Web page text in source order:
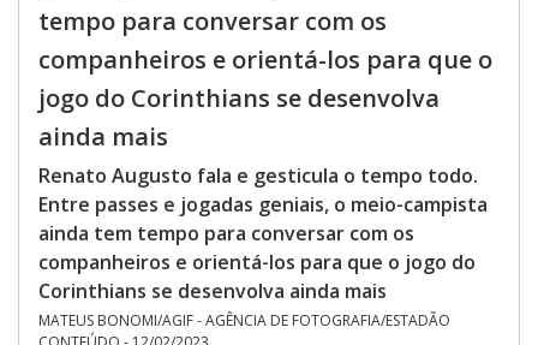
tempo para conversar com os
companheiros e orientá-los para que o
jogo do Corinthians se desenvolva
ainda mais
Renato Augusto fala e gesticula o tempo todo.
Entre passes e jogadas geniais, o meio-campista
ainda tem tempo para conversar com os
companheiros e orientá-los para que o jogo do
Corinthians se desenvolva ainda mais
MATEUS BONOMI/AGIF - AGÊNCIA DE FOTOGRAFIA/ESTADÃO